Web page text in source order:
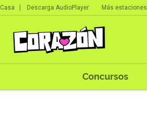
Descarga AudioPlayer Más estaciones
Concursos